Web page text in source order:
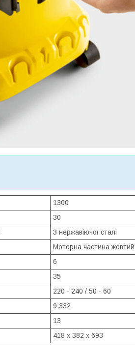
1300
30
З нержавіючої сталі
Моторна частина жовтий
6
35
220 - 240 / 50 - 60
9,332
13
418 x 382 x 693